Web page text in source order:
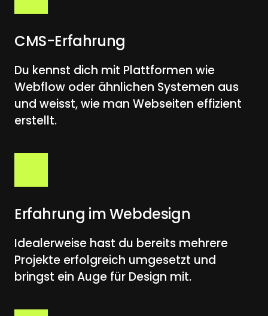
CMS-Erfahrung
Du kennst dich mit Plattformen wie
Webflow oder ähnlichen Systemen aus
und weisst, wie man Webseiten effizient
erstellt.
Erfahrung im Webdesign
Idealerweise hast du bereits mehrere
Projekte erfolgreich umgesetzt und
bringst ein Auge für Design mit.